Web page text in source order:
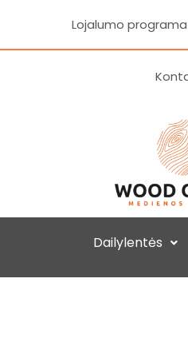
turinio
Lojalumo
Dailylentės